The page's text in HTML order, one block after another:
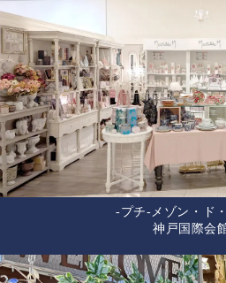
-プチ-メゾン・ド
神戸国際会